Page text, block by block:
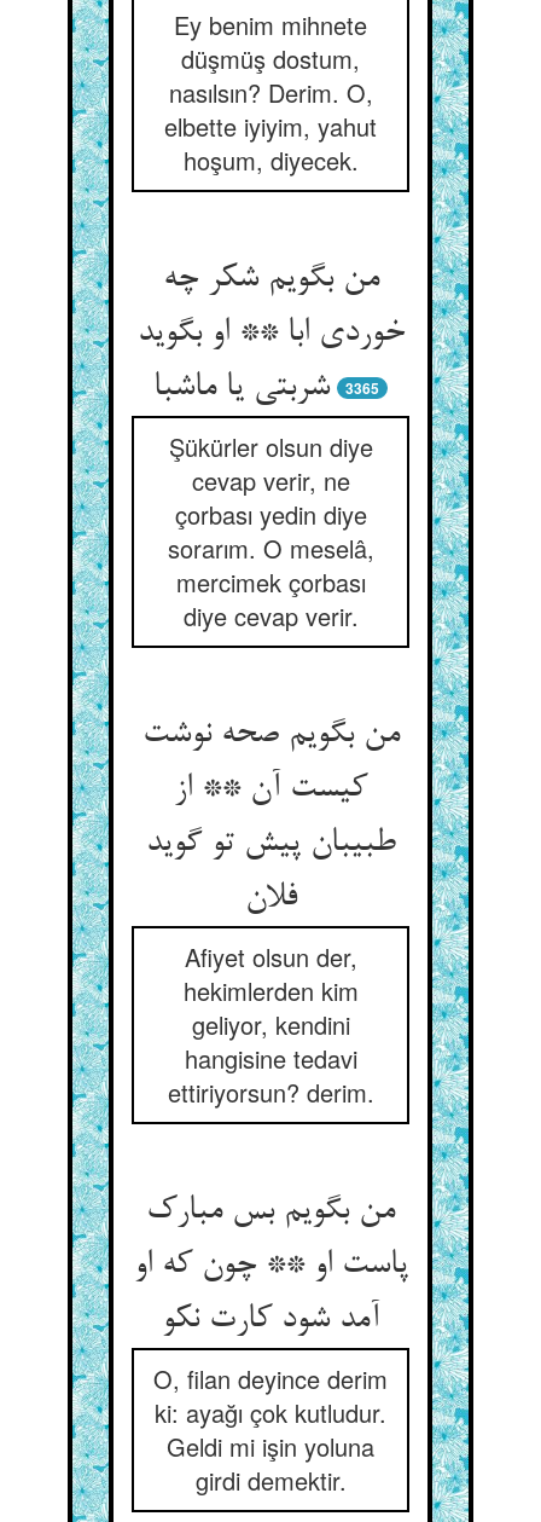
Ey benim mihnete
düşmüş dostum,
nasılsın? Derim. O,
elbette iyiyim, yahut
hoşum, diyecek.
من بگویم شکر چه
خوردی ابا ** او بگوید
شربتی یا ماشبا
3365
Şükürler olsun diye
cevap verir, ne
çorbası yedin diye
sorarım. O meselâ,
mercimek çorbası
diye cevap verir.
من بگویم صحه نوشت
کیست آن ** از
طبیبان پیش تو گوید
فلان‌‌
Afiyet olsun der,
hekimlerden kim
geliyor, kendini
hangisine tedavi
ettiriyorsun? derim.
من بگویم بس مبارک
پاست او ** چون که او
آمد شود کارت نکو
O, filan deyince derim
ki: ayağı çok kutludur.
Geldi mi işin yoluna
girdi demektir.